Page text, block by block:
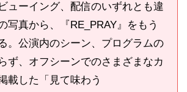
ューイング、配信のいずれとも違
写真から、『RE_PRAY』をもう
。公演内のシーン、プログラムの
ず、オフシーンでのさまざまなカ
載した「見て味わう